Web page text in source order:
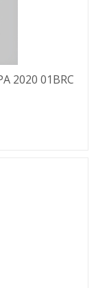
2020 01BRC